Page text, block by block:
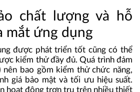
chất lượng và hỗ
mắt ứng dụng
được phát triển tốt cũng có thể
kiểm thử đầy đủ. Quá trình đảm
nên bao gồm kiểm thử chức năng,
giá bảo mật và tối ưu hiệu suất.
hoạt động trơn tru trên nhiều thiết